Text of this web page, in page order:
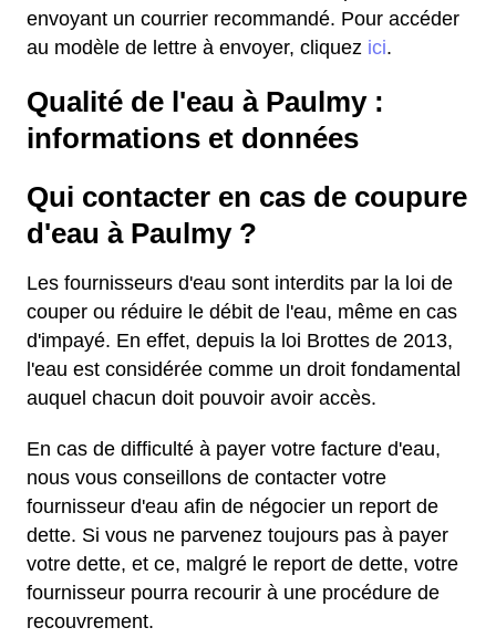
envoyant un courrier recommandé. Pour accéder
au modèle de lettre à envoyer, cliquez ici.
Qualité de l'eau à Paulmy :
informations et données
Qui contacter en cas de coupure
d'eau à Paulmy ?
Les fournisseurs d'eau sont interdits par la loi de
couper ou réduire le débit de l'eau, même en cas
d'impayé. En effet, depuis la loi Brottes de 2013,
l'eau est considérée comme un droit fondamental
auquel chacun doit pouvoir avoir accès.
En cas de difficulté à payer votre facture d'eau,
nous vous conseillons de contacter votre
fournisseur d'eau afin de négocier un report de
dette. Si vous ne parvenez toujours pas à payer
votre dette, et ce, malgré le report de dette, votre
fournisseur pourra recourir à une procédure de
recouvrement.